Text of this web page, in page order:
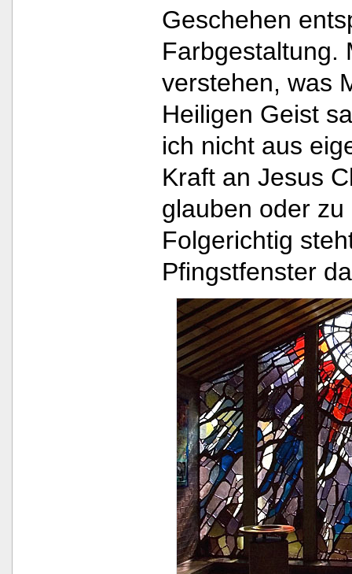
Geschehen
Farbgestaltung.
verstehen, was
Heiligen Geist
ich nicht aus
Kraft an Jesus
glauben oder
Folgerichtig
Pfingstfenster